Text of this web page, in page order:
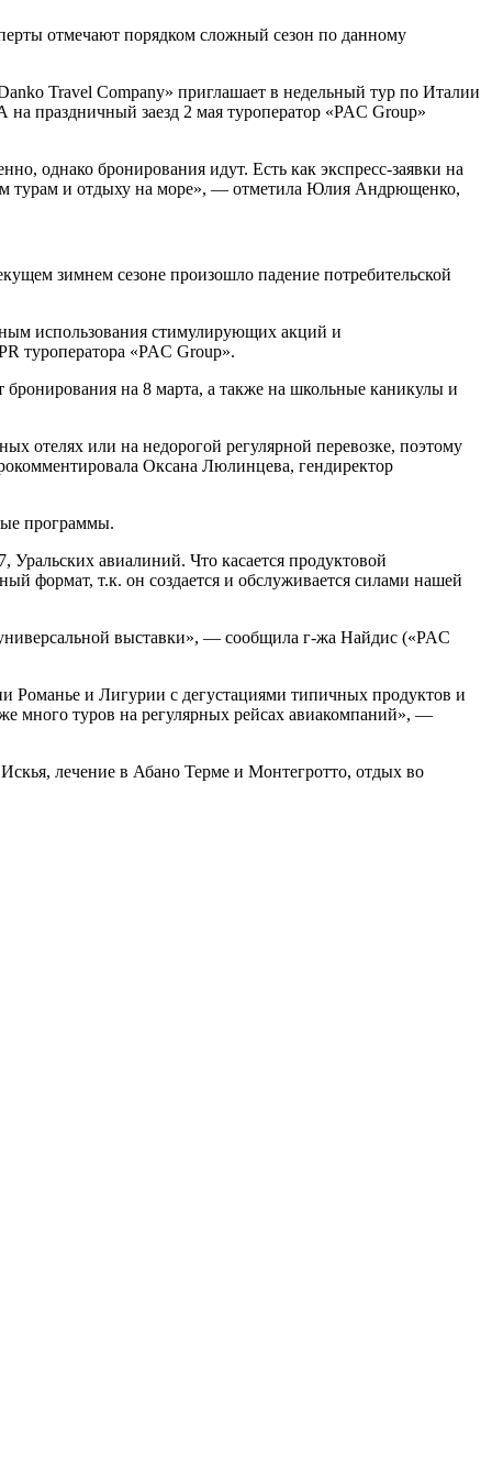
отмечают порядком сложный сезон по данному
Travel Company» приглашает в недельный тур по Италии
праздничный заезд 2 мая туроператор «PAC Group»
однако бронирования идут. Есть как экспресс-заявки на
турам и отдыху на море», — отметила Юлия Андрющенко,
зимнем сезоне произошло падение потребительской
использования стимулирующих акций и
туроператора «PAC Group».
на 8 марта, а также на школьные каникулы и
отелях или на недорогой регулярной перевозке, поэтому
Оксана Люлинцева, гендиректор
программы.
Уральских авиалиний. Что касается продуктовой
формат, т.к. он создается и обслуживается силами нашей
выставки», — сообщила г-жа Найдис («PAC
Романье и Лигурии с дегустациями типичных продуктов и
много туров на регулярных рейсах авиакомпаний», —
лечение в Абано Терме и Монтегротто, отдых во